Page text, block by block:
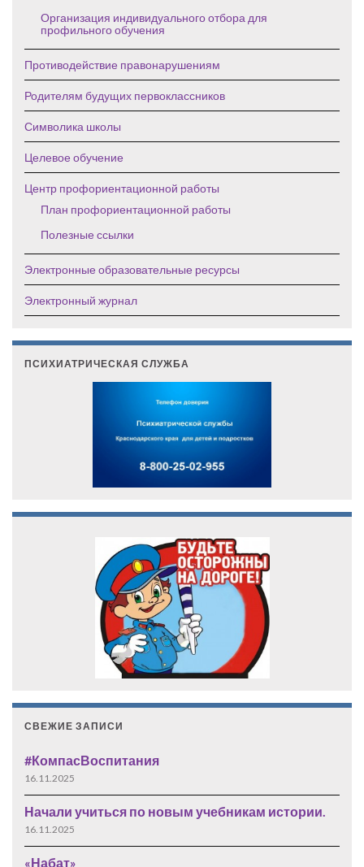
Организация индивидуального отбора для
профильного обучения
Противодействие правонарушениям
Родителям будущих первоклассников
Символика школы
Целевое обучение
Центр профориентационной работы
План профориентационной работы
Полезные ссылки
Электронные образовательные ресурсы
Электронный журнал
ПСИХИАТРИЧЕСКАЯ СЛУЖБА
СВЕЖИЕ ЗАПИСИ
#КомпасВоспитания
16.11.2025
Начали учиться по новым учебникам истории.
16.11.2025
«Набат»